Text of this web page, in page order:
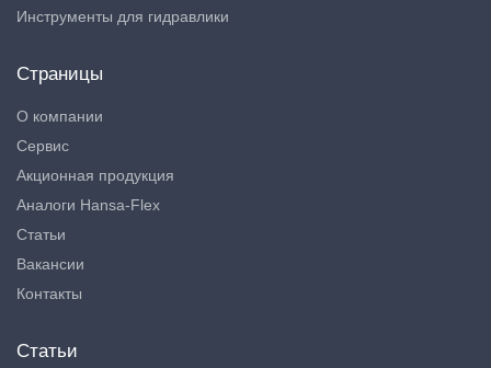
Инструменты для гидравлики
Страницы
О компании
Сервис
Акционная продукция
Аналоги Hansa-Flex
Статьи
Вакансии
Контакты
Статьи